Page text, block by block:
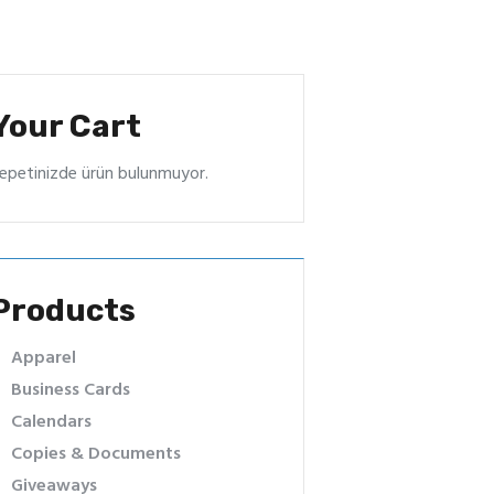
Cart
ürün bulunmuyor.
Apparel
Business Cards
Calendars
Copies & Documents
Giveaways